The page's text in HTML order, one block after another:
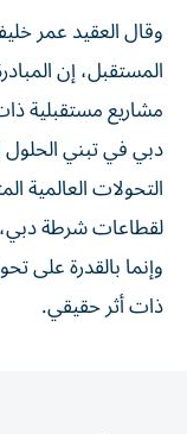
وقال العقيد عمر
المستقبل، إن
مشاريع مستقبلية
دبي في تبني الحلول
التحولات
لقطاعات شرطة دبي،
وإنما بالقدرة على
ذات أثر حقيقي.